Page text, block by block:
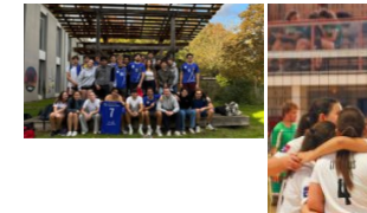
particpants